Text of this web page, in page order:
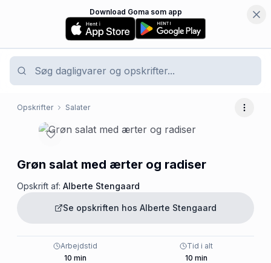
Download Goma som app
Opskrifter Salater Flere
Grøn salat med ærter og radiser
Opskrift af: Alberte Stengaard
Se opskriften hos Alberte Stengaard
Arbejdstid
10 min
Tid i alt
10 min